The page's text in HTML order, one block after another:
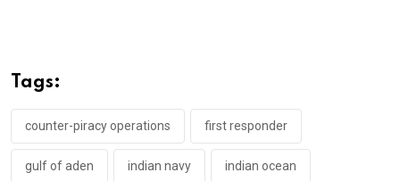
Tags:
counter-piracy operations first responder
gulf of aden indian navy indian ocean